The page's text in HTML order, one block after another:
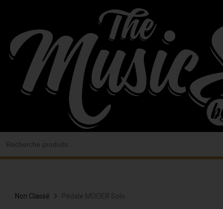
contenu
Non Classé Pédale MOOER Solo